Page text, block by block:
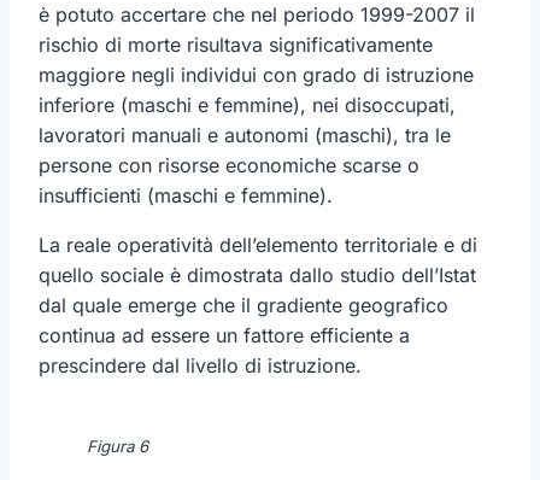
è potuto accertare che nel periodo 1999-2007 il
rischio di morte risultava significativamente
maggiore negli individui con grado di istruzione
inferiore (maschi e femmine), nei disoccupati,
lavoratori manuali e autonomi (maschi), tra le
persone con risorse economiche scarse o
insufficienti (maschi e femmine).
La reale operatività dell’elemento territoriale e di
quello sociale è dimostrata dallo studio dell’Istat
dal quale emerge che il gradiente geografico
continua ad essere un fattore efficiente a
prescindere dal livello di istruzione.
Figura 6